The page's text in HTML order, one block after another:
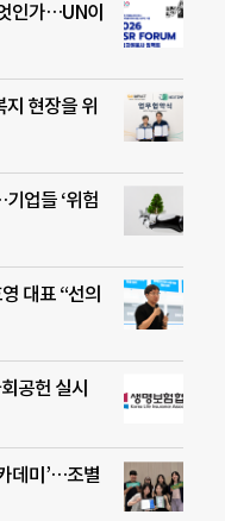
인가…UN이
현장을 위
업들 ‘위험
대표 “선의
공헌 실시
데미’…조별